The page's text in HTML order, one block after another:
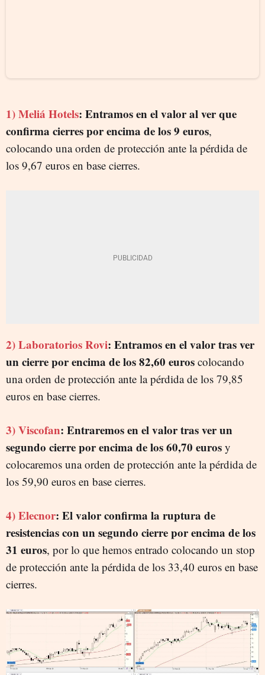
1)Meliá Hotels: Entramos en el valor al ver que
confirma cierres por encima de los 9 euros,
colocando una orden de protección ante la pérdida de
los 9,67 euros en base cierres.
2)Laboratorios Rovi: Entramos en el valor tras ver
un cierre por encima de los 82,60 euros colocando
una orden de protección ante la pérdida de los 79,85
euros en base cierres.
3) Viscofan: Entraremos en el valor tras ver un
segundo cierre por encima de los 60,70 euros y
colocaremos una orden de protección ante la pérdida de
los 59,90 euros en base cierres.
4) Elecnor: El valor confirma la ruptura de
resistencias con un segundo cierre por encima de los
31 euros, por lo que hemos entrado colocando un stop
de protección ante la pérdida de los 33,40 euros en base
cierres.